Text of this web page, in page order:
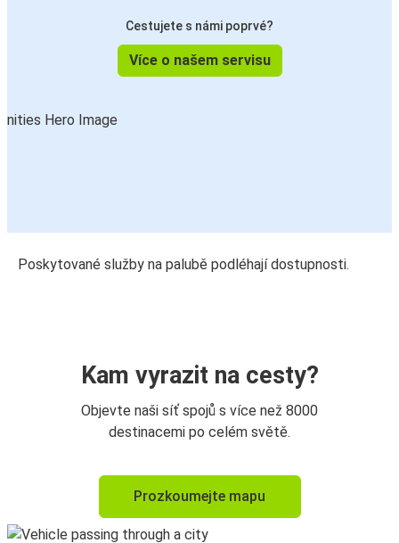
Cestujete s námi poprvé?
Více o našem servisu
Poskytované služby na palubě podléhají dostupnosti.
Kam vyrazit na cesty?
Objevte naši síť spojů s více než 8000
destinacemi po celém světě.
Prozkoumejte mapu